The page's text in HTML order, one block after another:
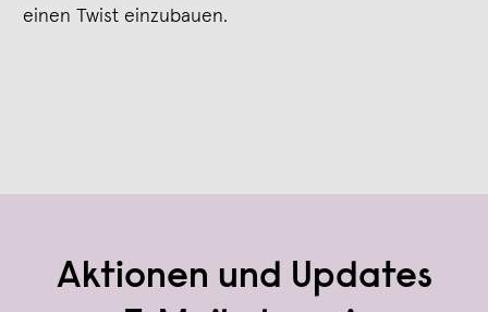
einen Twist einzubauen.
Aktionen und Updates